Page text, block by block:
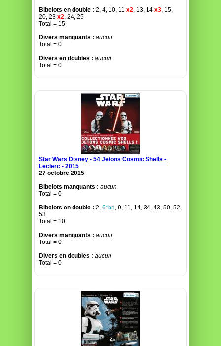
Bibelots en double : 2, 4, 10, 11 x2, 13, 14 x3, 15,
20, 23 x2, 24, 25
Total = 15
Divers manquants : aucun
Total = 0
Divers en doubles : aucun
Total = 0
Star Wars Disney - 54 Jetons Cosmic Shells -
Leclerc - 2015
27 octobre 2015
Bibelots manquants : aucun
Total = 0
Bibelots en double : 2, 6*bri, 9, 11, 14, 34, 43, 50, 52,
53
Total = 10
Divers manquants : aucun
Total = 0
Divers en doubles : aucun
Total = 0